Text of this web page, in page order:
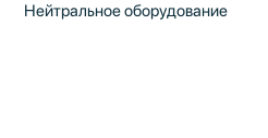
Нейтральное оборудование